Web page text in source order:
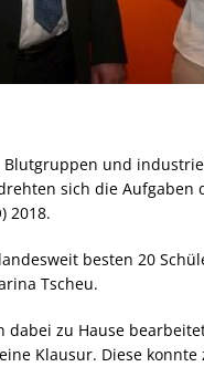
Blutgruppen und
sich die Aufgaben
2018.
besten 20
Tscheu.
dabei zu Hause
Klausur. Diese